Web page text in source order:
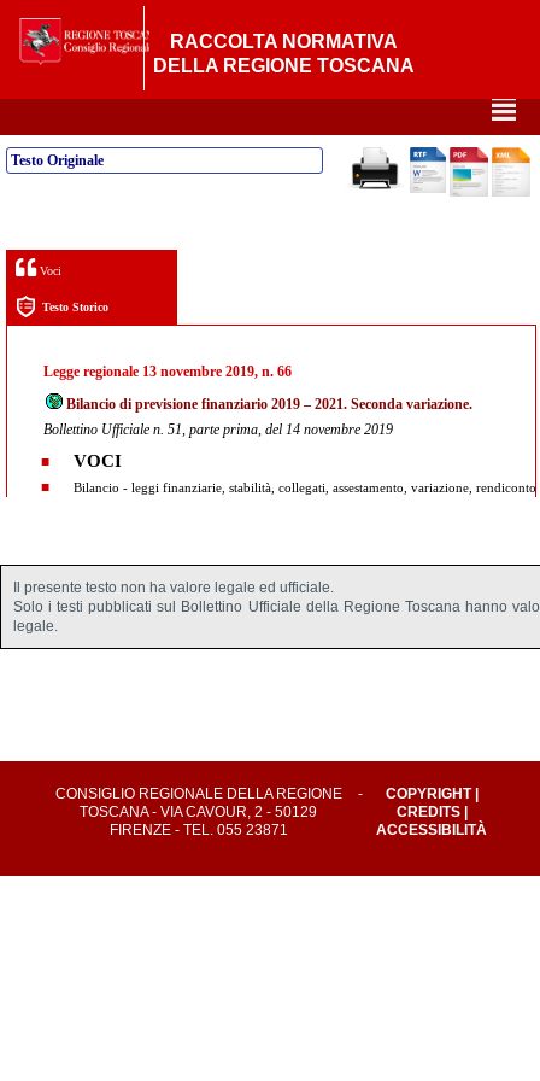
RACCOLTA NORMATIVA
DELLA REGIONE TOSCANA
²
Testo Originale
Voci
Testo Storico
Legge regionale 13 novembre 2019, n. 66
Bilancio di previsione finanziario 2019 – 2021. Seconda variazione.
Bollettino Ufficiale n. 51, parte prima, del 14 novembre 2019
VOCI
Bilancio - leggi finanziarie, stabilità, collegati, assestamento, variazione, rendiconto
Il presente testo non ha valore legale ed ufficiale.
Solo i testi pubblicati sul Bollettino Ufficiale della Regione Toscana hanno
legale.
CONSIGLIO REGIONALE DELLA REGIONE
TOSCANA - VIA CAVOUR, 2 - 50129
FIRENZE - TEL. 055 23871
- COPYRIGHT|
CREDITS|
ACCESSIBILITÀ